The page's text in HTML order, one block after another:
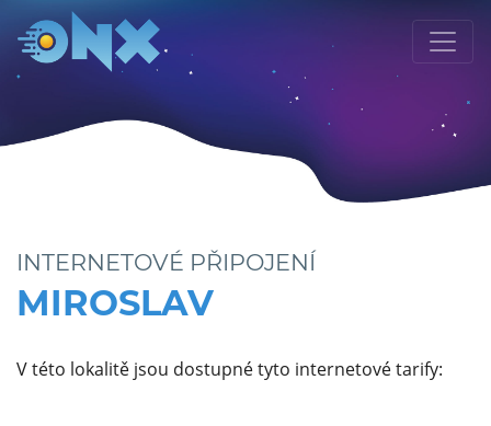
INTERNETOVÉ PŘIPOJENÍ
MIROSLAV
V této lokalitě jsou dostupné tyto internetové tarify: